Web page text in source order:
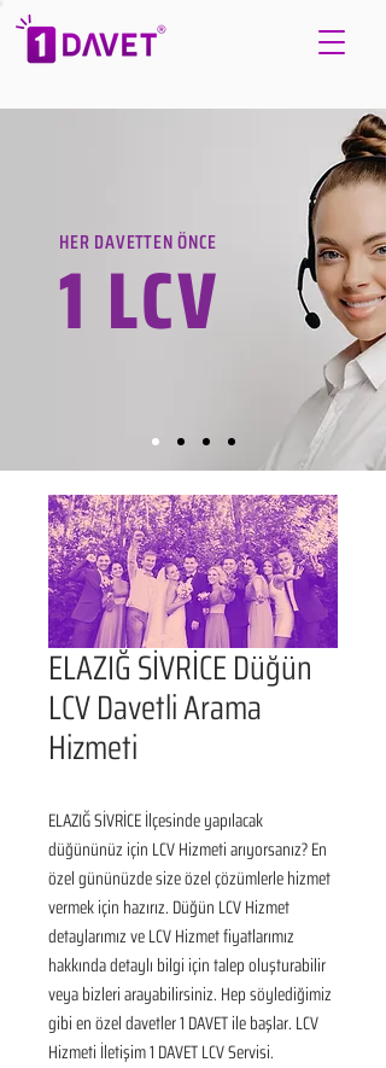
HER DAVETTEN ÖNCE
1 LCV
ELAZIĞ SİVRİCE Düğün
LCV Davetli Arama
Hizmeti
ELAZIĞ SİVRİCE İlçesinde yapılacak
düğününüz için LCV Hizmeti arıyorsanız? En
özel gününüzde size özel çözümlerle hizmet
vermek için hazırız. Düğün LCV Hizmet
detaylarımız ve LCV Hizmet fiyatlarımız
hakkında detaylı bilgi için talep oluşturabilir
veya bizleri arayabilirsiniz. Hep söylediğimiz
gibi en özel davetler 1 DAVET ile başlar. LCV
Hizmeti İletişim 1 DAVET LCV Servisi.